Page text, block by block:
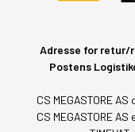
Adresse for retur/
Postens
CS MEGASTORE
CS MEGASTORE